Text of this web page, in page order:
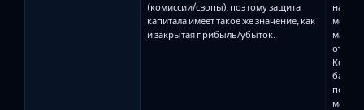
(комиссии/свопы), поэтому защита
капитала имеет такое же значение, как
и закрытая прибыль/убыток.
мере
Когда